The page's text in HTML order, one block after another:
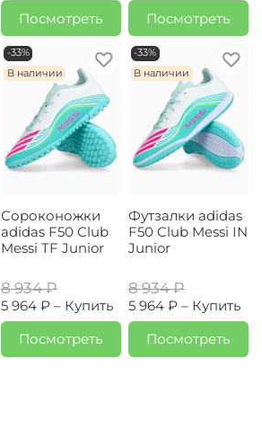
Посмотреть
Посмотреть
-33%
В наличии
Сороконожки
adidas F50 Club
Messi TF Junior
8 934 ₽
5 964 ₽ – Купить
Посмотреть
-33%
В наличии
Футзалки adidas
F50 Club Messi IN
Junior
8 934 ₽
5 964 ₽ – Купить
Посмотреть